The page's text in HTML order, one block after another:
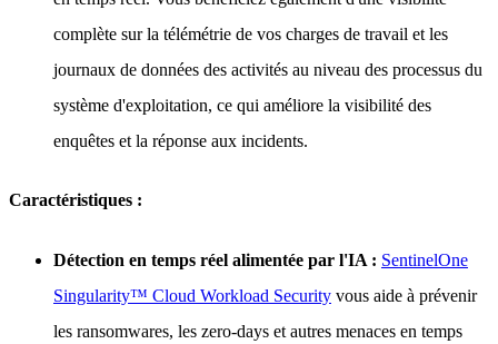
complète sur la télémétrie de vos charges de travail et les
journaux de données des activités au niveau des processus du
système d'exploitation, ce qui améliore la visibilité des
enquêtes et la réponse aux incidents.
Caractéristiques :
Détection en temps réel alimentée par l'IA : SentinelOne
Singularity™ Cloud Workload Security vous aide à prévenir
les ransomwares, les zero-days et autres menaces en temps